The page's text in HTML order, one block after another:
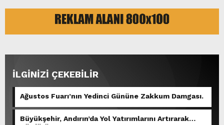
İLGİNİZİ ÇEKEBİLİR
Ağustos Fuarı’nın Yedinci Gününe Zakkum Damgası.
Büyükşehir, Andırın’da Yol Yatırımlarını Artırarak